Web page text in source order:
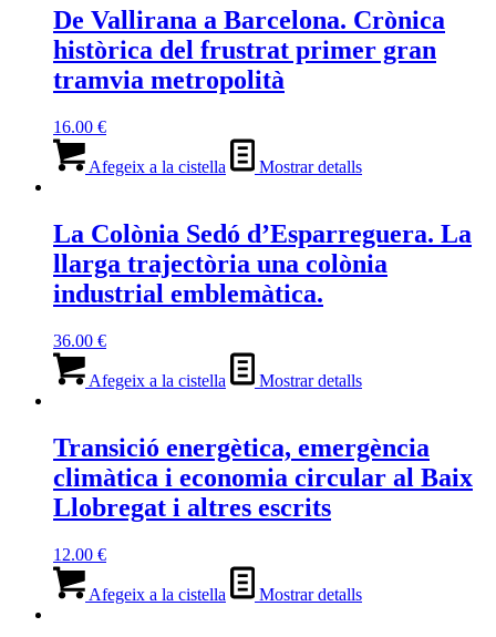
De Vallirana a Barcelona. Crònica
històrica del frustrat primer gran
tramvia metropolità
16.00 €
Afegeix a la cistella Mostrar detalls
La Colònia Sedó d’Esparreguera. La
llarga trajectòria una colònia
industrial emblemàtica.
36.00 €
Afegeix a la cistella Mostrar detalls
Transició energètica, emergència
climàtica i economia circular al Baix
Llobregat i altres escrits
12.00 €
Afegeix a la cistella Mostrar detalls